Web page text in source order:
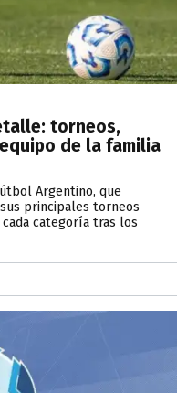
torneos,
de la familia
Argentino, que
principales torneos
categoría tras los